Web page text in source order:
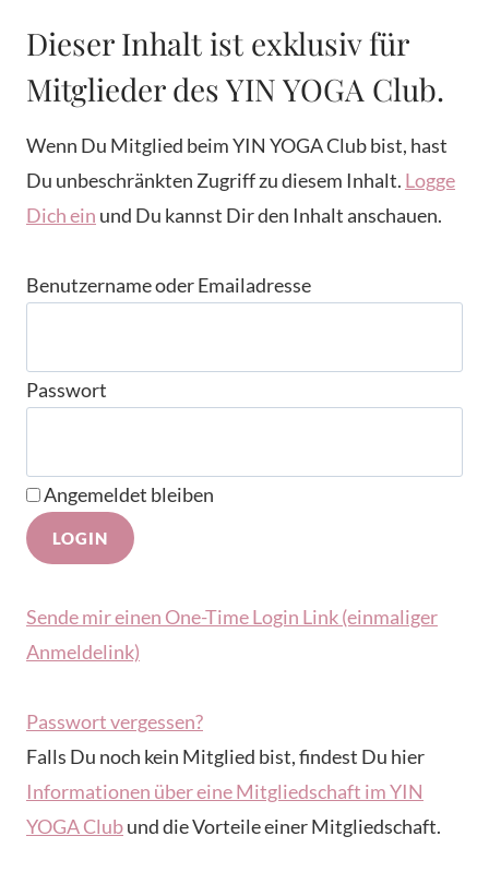
Dieser Inhalt ist exklusiv für
Mitglieder des YIN YOGA Club.
Wenn Du Mitglied beim YIN YOGA Club bist, hast
Du unbeschränkten Zugriff zu diesem Inhalt. Logge
Dich ein und Du kannst Dir den Inhalt anschauen.
Benutzername oder Emailadresse
Passwort
Angemeldet bleiben
Sende mir einen One-Time Login Link (einmaliger
Anmeldelink)
Passwort vergessen?
Falls Du noch kein Mitglied bist, findest Du hier
Informationen über eine Mitgliedschaft im YIN
YOGA Clubund die Vorteile einer Mitgliedschaft.